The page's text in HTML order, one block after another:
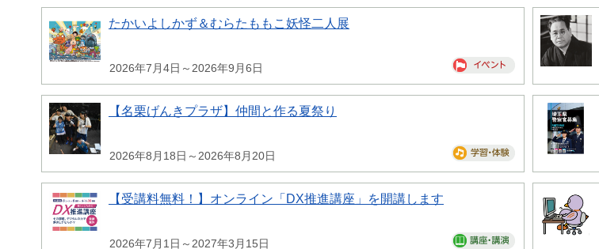
たかいよしかず＆むらたももこ妖怪二人展
2026年7月4日～2026年9月6日
【名栗げんきプラザ】仲間と作る夏祭り
2026年8月18日～2026年8月20日
【受講料無料！】オンライン「DX推進講座」を開講します
2026年7月1日～2027年3月15日